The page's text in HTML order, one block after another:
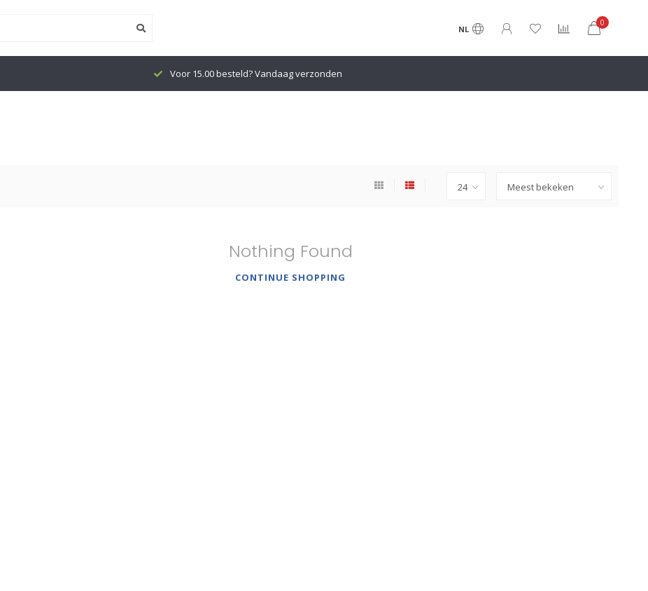
NL
0
Voor 15.00 besteld? Vandaag verzonden
Nothing Found
CONTINUE SHOPPING